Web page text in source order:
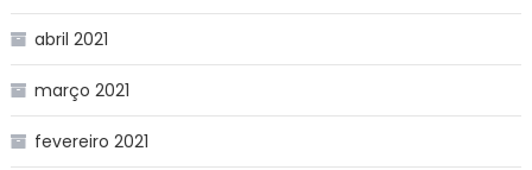
abril 2021
março 2021
fevereiro 2021